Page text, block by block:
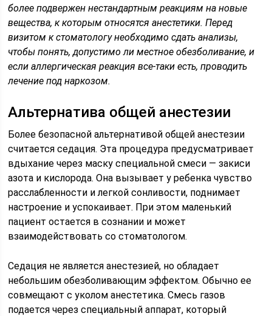
более подвержен нестандартным реакциям на новые
вещества, к которым относятся анестетики. Перед
визитом к стоматологу необходимо сдать анализы,
чтобы понять, допустимо ли местное обезболивание, и
если аллергическая реакция все-таки есть, проводить
лечение под наркозом.
Альтернатива общей анестезии
Более безопасной альтернативой общей анестезии
считается седация. Эта процедура предусматривает
вдыхание через маску специальной смеси — закиси
азота и кислорода. Она вызывает у ребенка чувство
расслабленности и легкой сонливости, поднимает
настроение и успокаивает. При этом маленький
пациент остается в сознании и может
взаимодействовать со стоматологом.
Седация не является анестезией, но обладает
небольшим обезболивающим эффектом. Обычно ее
совмещают с уколом анестетика. Смесь газов
подается через специальный аппарат, который